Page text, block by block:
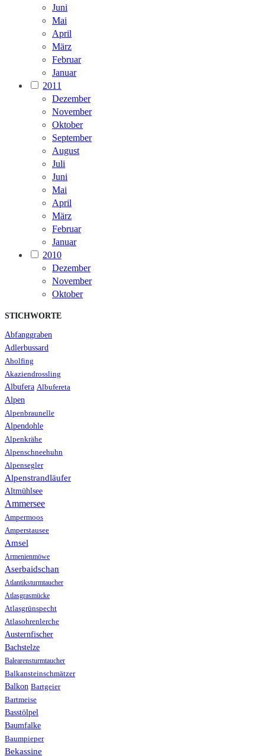
Juni
Mai
April
März
Februar
Januar
2011
Dezember
November
Oktober
September
August
Juli
Juni
Mai
April
März
Februar
Januar
2010
Dezember
November
Oktober
STICHWORTE
Abfanggraben
Adlerbussard
Aholfing
Akaziendrossling
Albufera Albufereta
Alpen
Alpenbraunelle
Alpendohle
Alpenkrähe
Alpenschneehuhn
Alpensegler
Alpenstrandläufer
Altmühlsee
Ammersee
Ampermoos
Amperstausee
Amsel
Armenienmöwe
Aserbaidschan
Atlantiksturmtaucher
Atlasgrasmücke
Atlasgrünspecht
Atlasohrenlerche
Austernfischer
Bachstelze
Balearensturmtaucher
Balkansteinschmätzer
Balkon Bartgeier
Bartmeise
Basstölpel
Baumfalke
Baumpieper
Bekassine